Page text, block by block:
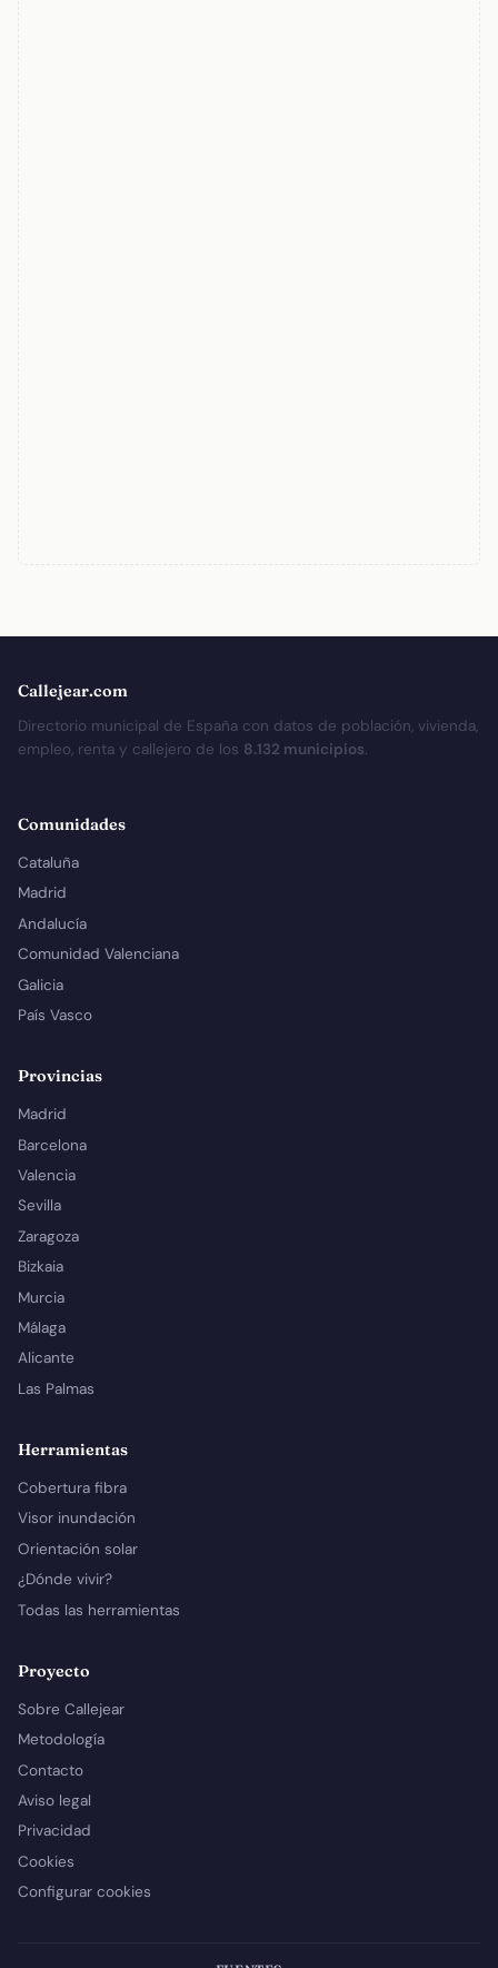
Callejear.com
Directorio municipal de España con datos de población, vivienda,
empleo, renta y callejero de los 8.132 municipios.
Comunidades
Cataluña
Madrid
Andalucía
Comunidad Valenciana
Galicia
País Vasco
Provincias
Madrid
Barcelona
Valencia
Sevilla
Zaragoza
Bizkaia
Murcia
Málaga
Alicante
Las Palmas
Herramientas
Cobertura fibra
Visor inundación
Orientación solar
¿Dónde vivir?
Todas las herramientas
Proyecto
Sobre Callejear
Metodología
Contacto
Aviso legal
Privacidad
Cookies
Configurar cookies